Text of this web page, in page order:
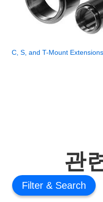
C, S, and T-Mount
관
Filter